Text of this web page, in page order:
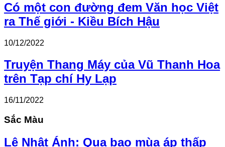
Có một con đường đem Văn học Việt
ra Thế giới - Kiều Bích Hậu
10/12/2022
Truyện Thang Máy của Vũ Thanh Hoa
trên Tạp chí Hy Lạp
16/11/2022
Sắc Màu
Lê Nhật Ánh: Qua bao mùa áp thấp